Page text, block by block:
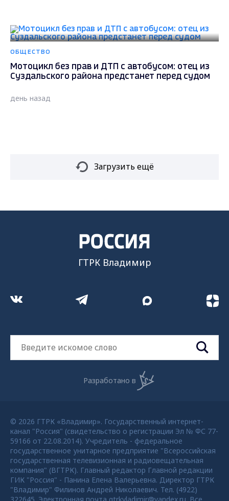
ОБЩЕСТВО
Мотоцикл без прав и ДТП с автобусом: отец из
Суздальского района предстанет перед судом
день назад
Загрузить ещё
ГТРК Владимир
Разработано в
© 2026 ГТРК «Владимир». Государственный интернет-
канал "Россия" (свидетельство о регистрации Эл № ФС 77-
59166 от 22.08.2014). Учредитель - федеральное
государственное унитарное предприятие "Всероссийская
государственная телевизионная и радиовещательная
компания" (ВГТРК). Главный редактор Главной редакции
ГИК "Россия" - Панина Елена Валерьевна. Директор ГТРК
"Владимир" Филинов Андрей Николаевич. Тел. (4922)